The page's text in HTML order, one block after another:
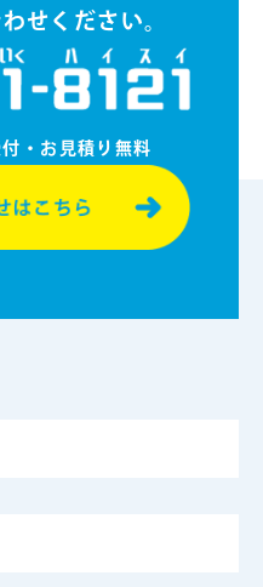
せください。
・お⾒積り無料